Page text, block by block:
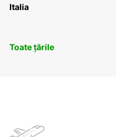
Italia
Toate țările